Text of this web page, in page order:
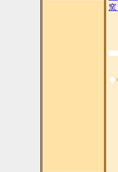
◆